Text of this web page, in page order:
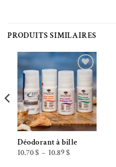
PRODUITS SIMILAIRES
Ajouter à la liste de souhaits
Déodorant à bille
10.70$ – 10.89 $Plage